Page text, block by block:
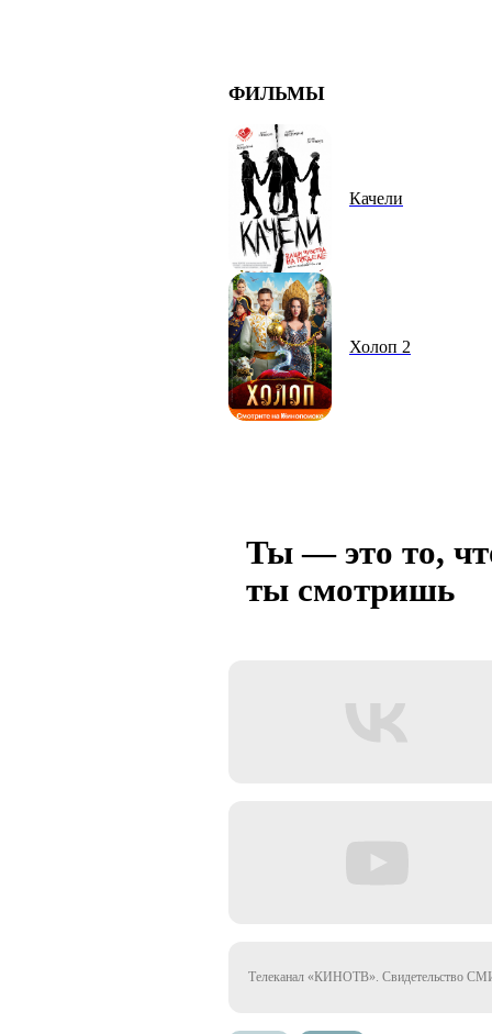
ФИЛЬМЫ
Качели
Холоп 2
Ты — это то,
ты смотришь
Телеканал «КИНОТВ». Свидетельство